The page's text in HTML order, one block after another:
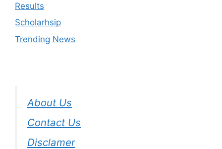
Results
Scholarhsip
Trending News
About Us
Contact Us
Disclamer